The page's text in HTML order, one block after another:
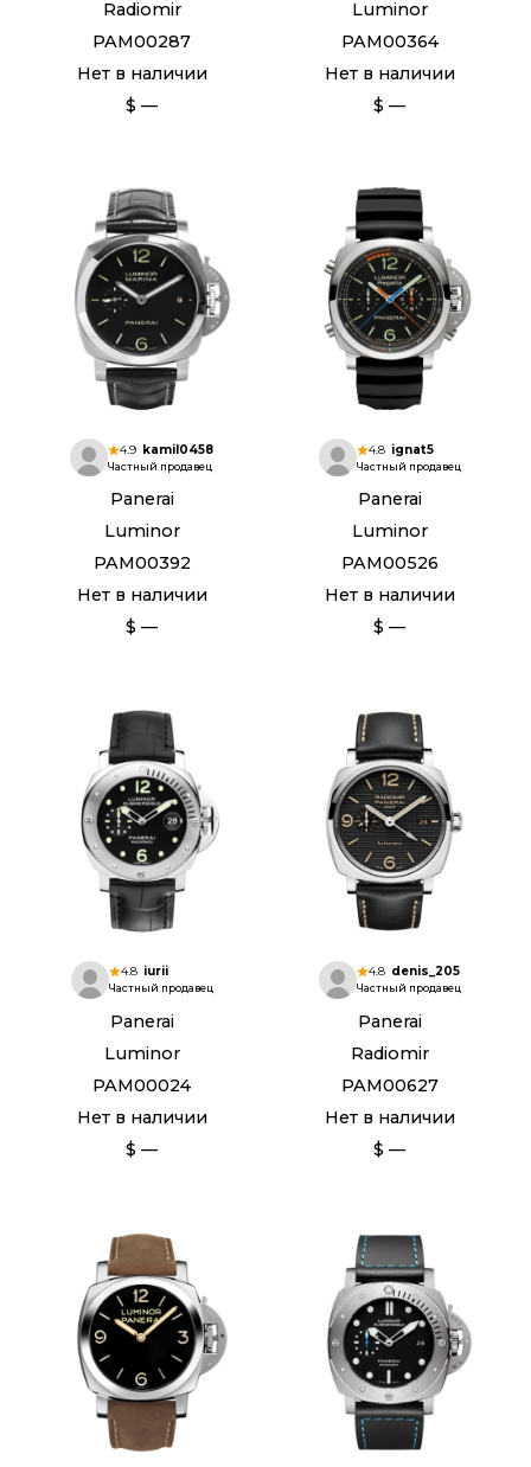
Radiomir
PAM00287
Нет в наличии
$ —
Luminor
PAM00364
Нет в наличии
$ —
4.9 kamil0458
Частный продавец
Panerai
Luminor
PAM00392
Нет в наличии
$ —
4.8 ignat5
Частный продавец
Panerai
Luminor
PAM00526
Нет в наличии
$ —
4.8 iurii
Частный продавец
Panerai
Luminor
PAM00024
Нет в наличии
$ —
4.8 denis_205
Частный продавец
Panerai
Radiomir
PAM00627
Нет в наличии
$ —